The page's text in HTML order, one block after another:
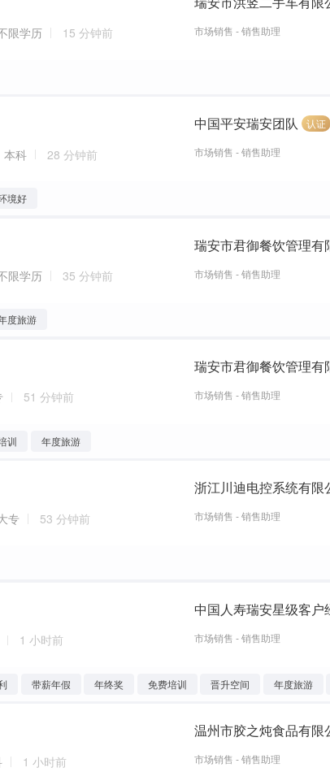
限学历 15 分钟前 市场销售 - 销售助理
本科 28 分钟前
中国平安瑞安团队 认证
市场销售 - 销售助理
境好
限学历 35 分钟前 市场销售 - 销售助理
度旅游
51 分钟前 市场销售 - 销售助理
训 年度旅游
专 53 分钟前
浙江川迪电控系统有限
市场销售 - 销售助理
1 小时前 市场销售 - 销售助理
带薪年假 年终奖 免费培训 晋升空间 年度旅游
1 小时前
温州市胶之炖食品有限
市场销售 - 销售助理